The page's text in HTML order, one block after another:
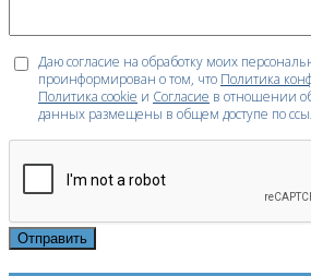
Даю согласие на обработку моих
проинформирован о том, что Политика
Политика cookie и Согласие в отношении
данных размещены в общем доступе по
Отправить